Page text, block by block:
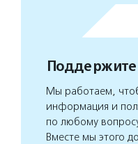
Мы работаем,
информация и
по любому
Вместе мы этого